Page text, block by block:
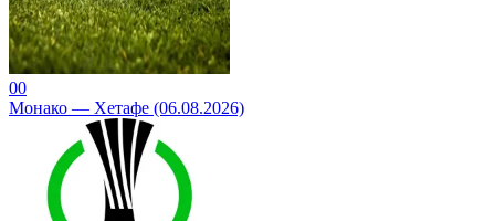
00
Монако — Хетафе (06.08.2026)